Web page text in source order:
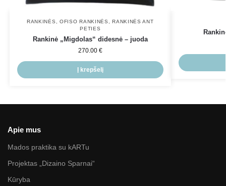
RANKINĖS , OFISO RANKINĖS , RANKINĖS ANT
PETIES
Rankinė „Migdolas“ didesnė – juoda
270.00 €
Į krepšelį
Apie mus
Mados praktika su kARTu
Projektas „Dizaino Sparnai“
Kūryba